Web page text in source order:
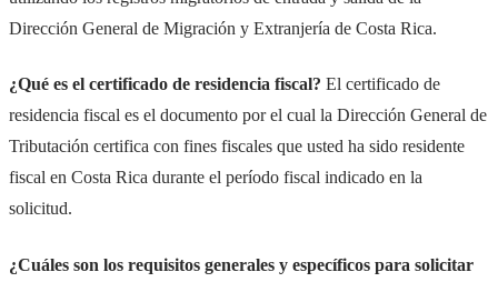
Dirección General de Migración y Extranjería de Costa Rica.
¿Qué es el certificado de residencia fiscal? El certificado de
residencia fiscal es el documento por el cual la Dirección General de
Tributación certifica con fines fiscales que usted ha sido residente
fiscal en Costa Rica durante el período fiscal indicado en la
solicitud.
¿Cuáles son los requisitos generales y específicos para solicitar